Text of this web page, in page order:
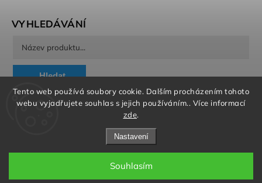
Tento web používá soubory cookie. Dalším procházením tohoto
webu vyjadřujete souhlas s jejich používáním.. Více informací
zde.
Nastavení
Souhlasím
VYHLEDÁVÁNÍ
Hledat